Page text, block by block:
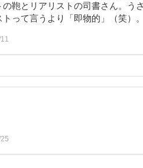
鞄とリアリストの司書さん。う
って言うより「即物的」（笑）。